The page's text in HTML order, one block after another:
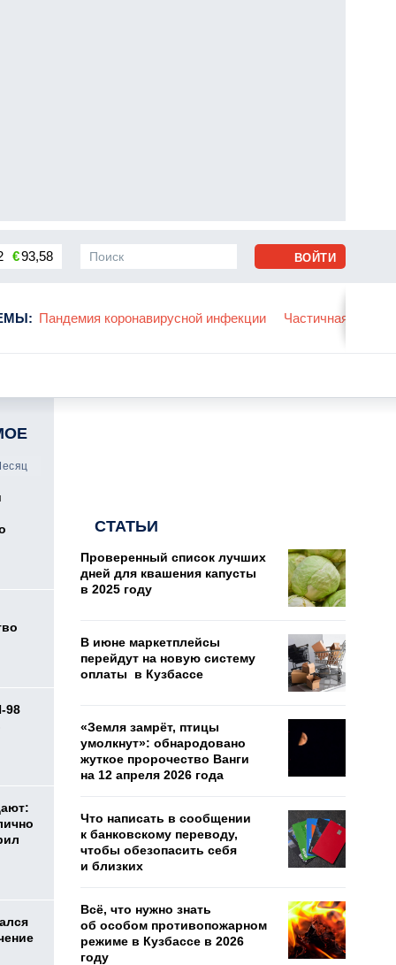
€93,58
: Пандемия коронавирусной инфекции Частичная
ВОЙТИ
98
СТАТЬИ
Проверенный список лучших
дней для квашения капусты
в 2025 году
В июне маркетплейсы
перейдут на новую систему
оплаты в Кузбассе
«Земля замрёт, птицы
умолкнут»: обнародовано
жуткое пророчество Ванги
на 12 апреля 2026 года
Что написать в сообщении
к банковскому переводу,
чтобы обезопасить себя
и близких
Всё, что нужно знать
об особом противопожарном
режиме в Кузбассе в 2026
году